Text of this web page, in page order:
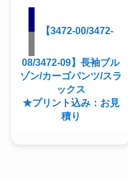
【3472-00/3472-
08/3472-09】長袖ブル
ゾン/カーゴパンツ/スラ
ックス
★プリント込み：お見
積り